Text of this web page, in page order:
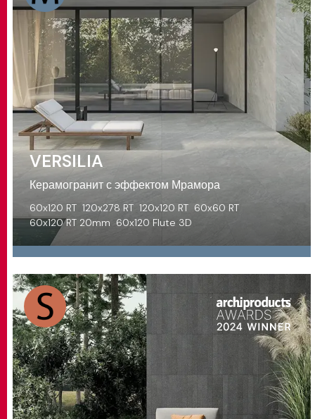
VERSILIA
Керамогранит с эффектом Мрамора
60x120 RT 120x278 RT 120x120 RT 60x60 RT
60x120 RT 20mm 60x120 Flute 3D